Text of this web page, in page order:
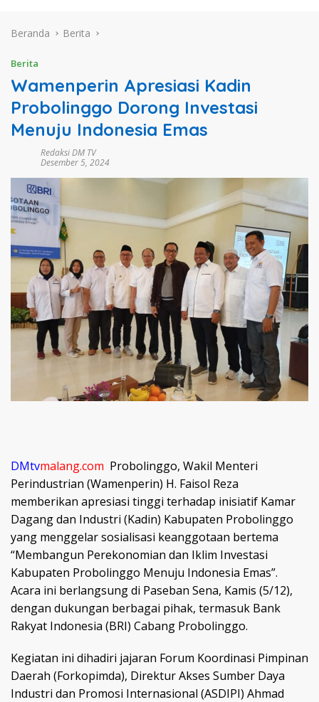
Beranda Berita
Berita
Wamenperin Apresiasi Kadin
Probolinggo Dorong Investasi
Menuju Indonesia Emas
Redaksi DM TV
Desember 5, 2024
DMtvmalang.com Probolinggo, Wakil Menteri
Perindustrian (Wamenperin) H. Faisol Reza
memberikan apresiasi tinggi terhadap inisiatif Kamar
Dagang dan Industri (Kadin) Kabupaten Probolinggo
yang menggelar sosialisasi keanggotaan bertema
“Membangun Perekonomian dan Iklim Investasi
Kabupaten Probolinggo Menuju Indonesia Emas”.
Acara ini berlangsung di Paseban Sena, Kamis (5/12),
dengan dukungan berbagai pihak, termasuk Bank
Rakyat Indonesia (BRI) Cabang Probolinggo.
Kegiatan ini dihadiri jajaran Forum Koordinasi Pimpinan
Daerah (Forkopimda), Direktur Akses Sumber Daya
Industri dan Promosi Internasional (ASDIPI) Ahmad